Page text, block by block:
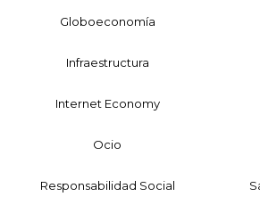
Globoeconomía
Infraestructura
Internet Economy
Ocio
Responsabilidad Social